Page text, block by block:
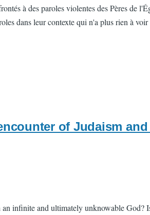
à des paroles violentes des Pères de
dans leur contexte qui n'a plus rien à
of Judaism
infinite and ultimately unknowable